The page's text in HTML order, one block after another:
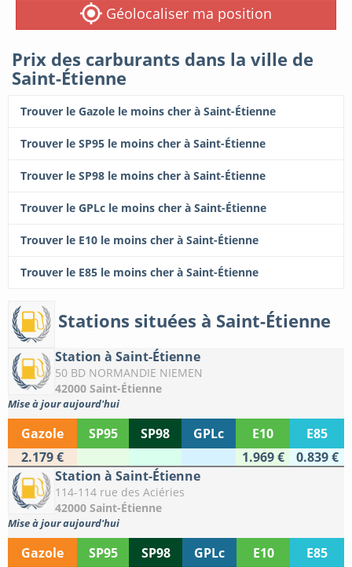
Géolocaliser ma position
Prix des carburants dans la ville de
Saint-Étienne
Trouver le Gazole le moins cher à Saint-Étienne
Trouver le SP95 le moins cher à Saint-Étienne
Trouver le SP98 le moins cher à Saint-Étienne
Trouver le GPLc le moins cher à Saint-Étienne
Trouver le E10 le moins cher à Saint-Étienne
Trouver le E85 le moins cher à Saint-Étienne
Stations situées à Saint-Étienne
Station à Saint-Étienne
50 BD NORMANDIE NIEMEN
42000 Saint-Étienne
Mise à jour aujourd'hui
Gazole SP95 SP98 GPLc E10
E85
2.179 €
1.969 €
0.839 €
Station à Saint-Étienne
114-114 rue des Aciéries
42000 Saint-Étienne
Mise à jour aujourd'hui
Gazole SP95 SP98 GPLc E10
E85